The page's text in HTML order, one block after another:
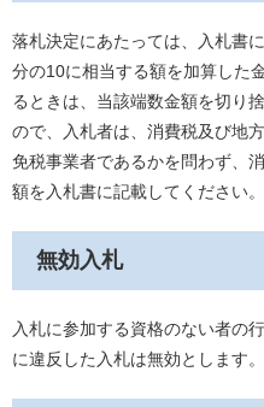
落札決定にあたっては、入札書
分の10に相当する額を加算した
るときは、当該端数金額を切り
ので、入札者は、消費税及び地
免税事業者であるかを問わず、
額を入札書に記載してください。
無効入札
入札に参加する資格のない者の
に違反した入札は無効とします。